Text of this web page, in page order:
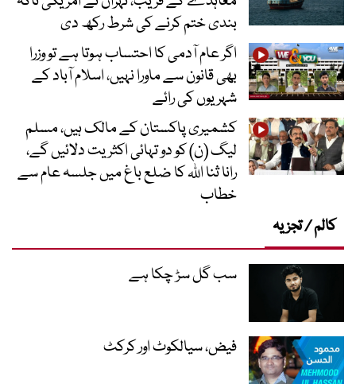
بندی ختم کرنے کی شرط رکھ دی
اگر عام آدمی کا احتساب ہوتا ہے تو وزرا
بھی قانون سے ماورا نہیں، اسلام آباد کے
شہریوں کی رائے
کشمیری پاکستان کے مالک ہیں، مسلم
لیگ (ن) کو دو تہائی اکثریت دلائیں گے،
رانا ثنا اللہ کا ضلع باغ میں جلسہ عام سے
خطاب
کالم / تجزیہ
سب گل سڑ چکا ہے
فیض، سیالکوٹ اور کرکٹ